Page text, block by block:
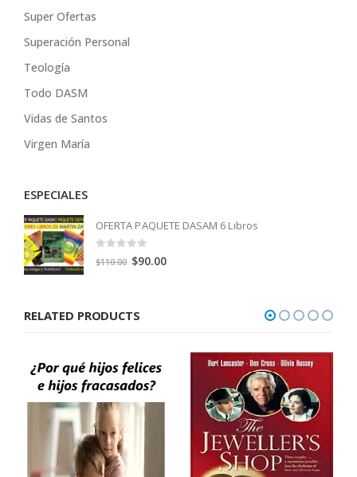
Super Ofertas
Superación Personal
Teología
Todo DASM
Vidas de Santos
Virgen María
ESPECIALES
OFERTA PAQUETE DASAM 6 Libros
out of 5
$110.00 Original
$110.00.
$90.00Current
RELATED PRODUCTS